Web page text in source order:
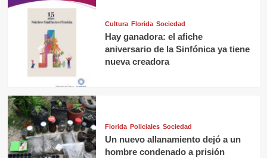
Cultura Florida Sociedad
Hay ganadora: el afiche
aniversario de la Sinfónica ya tiene
nueva creadora
Florida Policiales Sociedad
Un nuevo allanamiento dejó a un
hombre condenado a prisión